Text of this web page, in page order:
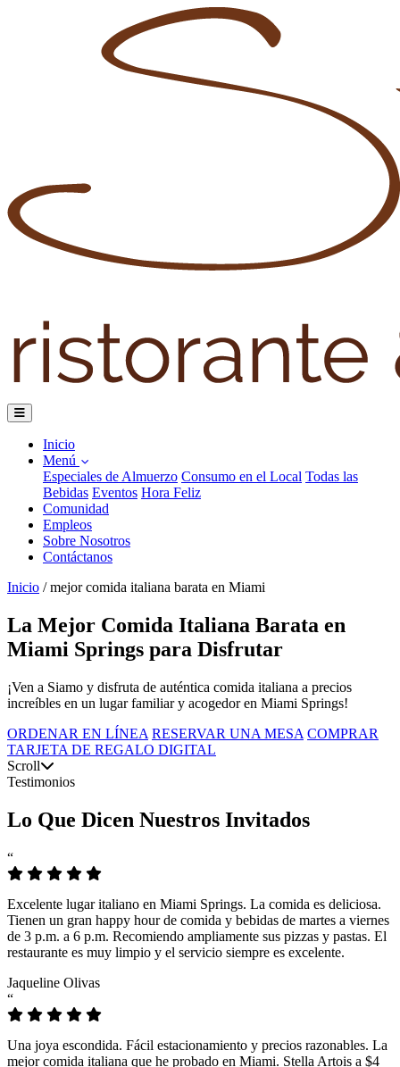
Inicio
Menú
Especiales de Almuerzo Consumo en el Local Todas las
Bebidas Eventos Hora Feliz
Comunidad
Empleos
Sobre Nosotros
Contáctanos
Inicio / mejor comida italiana barata en Miami
La Mejor Comida Italiana Barata en
Miami Springs para Disfrutar
¡Ven a Siamo y disfruta de auténtica comida italiana a precios
increíbles en un lugar familiar y acogedor en Miami Springs!
ORDENAR EN LÍNEA RESERVAR UNA MESA COMPRAR
TARJETA DE REGALO DIGITAL
Scroll
Testimonios
Lo Que Dicen Nuestros Invitados
“
Excelente lugar italiano en Miami Springs. La comida es deliciosa.
Tienen un gran happy hour de comida y bebidas de martes a viernes
de 3 p.m. a 6 p.m. Recomiendo ampliamente sus pizzas y pastas. El
restaurante es muy limpio y el servicio siempre es excelente.
Jaqueline Olivas
“
Una joya escondida. Fácil estacionamiento y precios razonables. La
mejor comida italiana que he probado en Miami. Stella Artois a $4